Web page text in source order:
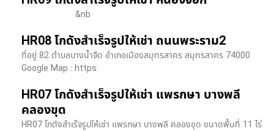
&nb
HR08 โกดังสำเร็จรูปให้เช่า ถนนพระราม2
ที่อยู่ 82 ตำบลบางน้ำจืด อำเภอเมืองสมุทรสาคร สมุทรสาคร 74000
Google Map : https:
HR07 โกดังสำเร็จรูปให้เช่า แพรกษา บางพลี​
คลองขุด
HR07 โกดังสำเร็จรูปให้เช่า แพรกษา บางพลี​ คลองขุด ขนาดพื้นที่ 11 ไร่